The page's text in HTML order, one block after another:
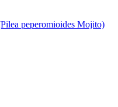
peperomioides Mojito)